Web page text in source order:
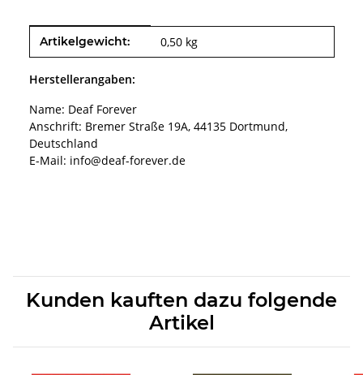
Produkteigenschaft
Wert
Artikelgewicht: 0,50 kg
Herstellerangaben:
Name: Deaf Forever
Anschrift: Bremer Straße 19A, 44135 Dortmund,
Deutschland
E-Mail: info@deaf-forever.de
Kunden kauften dazu folgende
Artikel